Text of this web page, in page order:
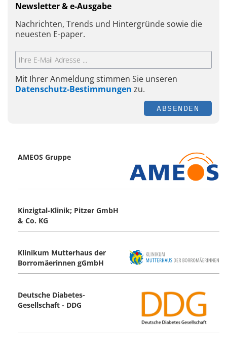
Newsletter & e-Ausgabe
Nachrichten, Trends und Hintergründe sowie die
neuesten E-paper.
Mit Ihrer Anmeldung stimmen Sie unseren
Datenschutz-Bestimmungen zu.
ABSENDEN
AMEOS Gruppe
Kinzigtal-Klinik; Pitzer GmbH
& Co. KG
Klinikum Mutterhaus der
Borromäerinnen gGmbH
Deutsche Diabetes-
Gesellschaft - DDG